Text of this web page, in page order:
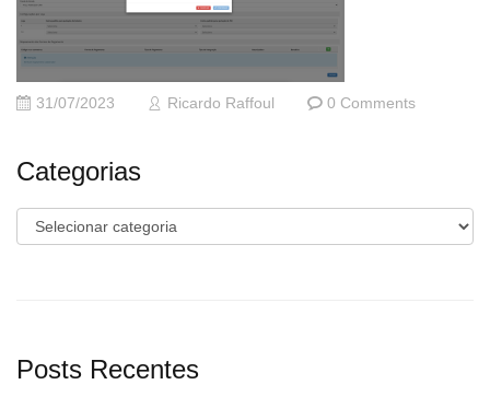
31/07/2023 Ricardo Raffoul 0 Comments
Categorias
Categorias
Posts Recentes